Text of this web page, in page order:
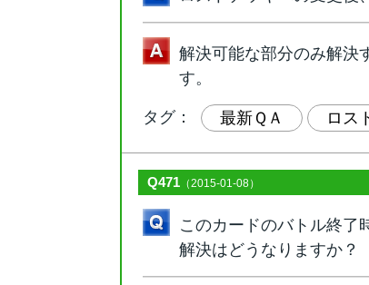
解決可能な部分のみ解決
す。
タグ： 最新ＱＡ ロス
Q471 （2015-01-08）
このカードのバトル終了
解決はどうなりますか？